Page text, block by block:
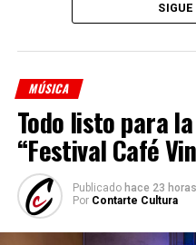
SIGUE
MÚSICA
Todo listo para
“Festival Café
Publicado hace 23
Por Contarte Cultura